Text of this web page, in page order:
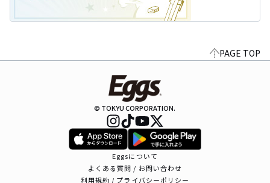
PAGE TOP
© TOKYU CORPORATION.
Eggsについて
よくある質問 / お問い合わせ
利用規約 / プライバシーポリシー